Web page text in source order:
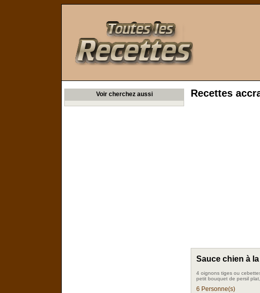
Voir cherchez aussi Recettes
Sauce chien à
4 oignons tiges ou
petit bouquet de persil
6 Personne(s)